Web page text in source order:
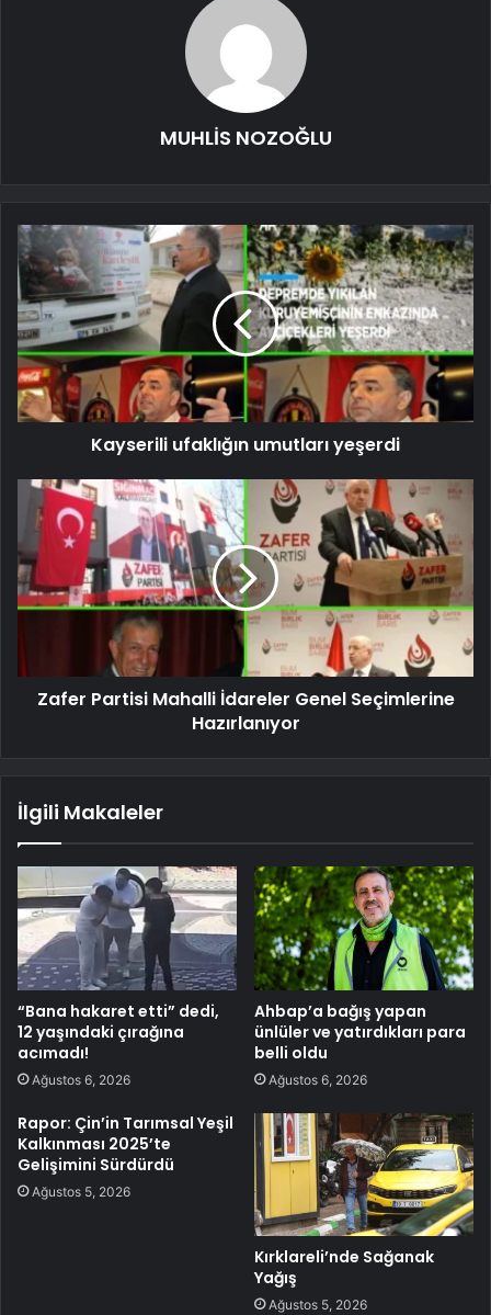
MUHLİS NOZOĞLU
Kayserili ufaklığın umutları yeşerdi
Zafer Partisi Mahalli İdareler Genel Seçimlerine
Hazırlanıyor
İlgili Makaleler
“Bana hakaret etti” dedi,
12 yaşındaki çırağına
acımadı!
Ağustos 6, 2026
Ahbap’a bağış yapan
ünlüler ve yatırdıkları para
belli oldu
Ağustos 6, 2026
Rapor: Çin’in Tarımsal Yeşil
Kalkınması 2025’te
Gelişimini Sürdürdü
Ağustos 5, 2026
Kırklareli’nde Sağanak
Yağış
Ağustos 5, 2026